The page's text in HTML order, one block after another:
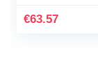
DL1000 /
€63.57